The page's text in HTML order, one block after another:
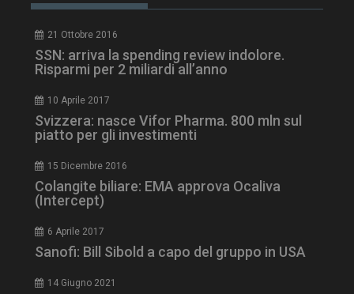
21 Ottobre 2016
SSN: arriva la spending review indolore.
Risparmi per 2 miliardi all’anno
10 Aprile 2017
Svizzera: nasce Vifor Pharma. 800 mln sul
piatto per gli investimenti
15 Dicembre 2016
Colangite biliare: EMA approva Ocaliva
(Intercept)
6 Aprile 2017
Sanofi: Bill Sibold a capo del gruppo in USA
14 Giugno 2021
tracking-sites-
ironfish-session-id